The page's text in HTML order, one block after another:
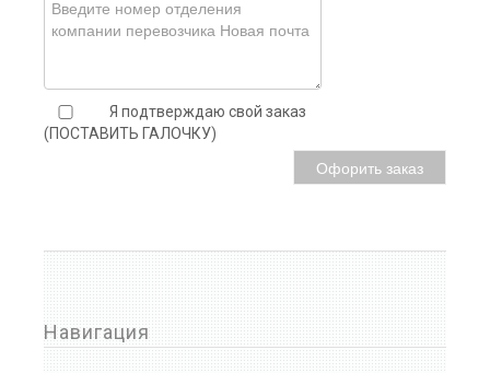
Я подтверждаю свой заказ
(ПОСТАВИТЬ ГАЛОЧКУ)
Офорить заказ
Навигация